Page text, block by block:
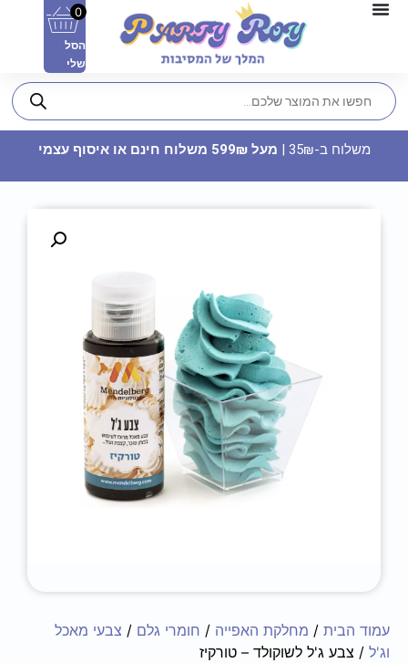
חוט מתכת מתכוונן לחיתוך עוגה
25.90₪
0
הסל
שלי
משלוח ב-35₪ | מעל 599₪ משלוח חינם או איסוף עצמי
עמוד הבית / מחלקת האפייה / חומרי גלם / צבעי מאכל
וג'ל / צבע ג'ל לשוקולד – טורקיז